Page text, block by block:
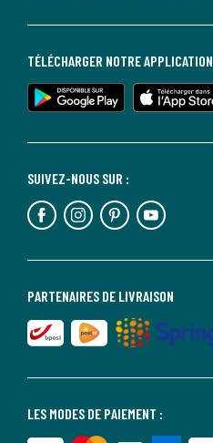
LES MODES DE PAIEMENT :
PARTENAIRES DE LIVRAISON
SUIVEZ-NOUS SUR :
TÉLÉCHARGER NOTRE APPLICATION